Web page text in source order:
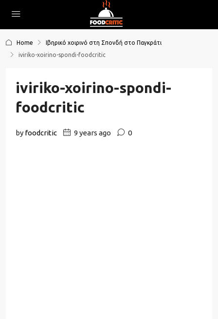
Home
Ιβηρικό χοιρινό στη Σπονδή στο Παγκράτι
iviriko-xoirino-spondi-foodcritic
iviriko-xoirino-spondi-
foodcritic
by foodcritic 9 years ago 0